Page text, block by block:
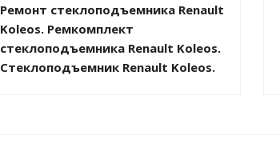
Ремонт стеклоподъемника Renault
Koleos. Ремкомплект
стеклоподъемника Renault Koleos.
Стеклоподъемник Renault Koleos.